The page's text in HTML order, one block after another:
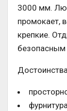
3000 мм.
промокает,
крепкие.